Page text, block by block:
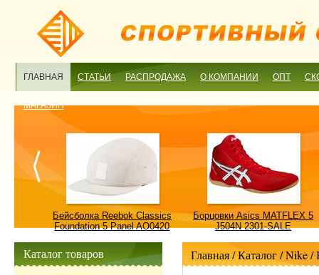
ГЛАВНАЯ СТАТЬИ РАСПРОДАЖА О КОМПАНИИ ОПТ
МАГАЗИН
Бейсболка Reebok Classics
Foundation 5 Panel AO0420
Борцовки Asics MATFLEX 5
J504N 2301-SALE
Главная/ Каталог /Nike/
Каталог товаров